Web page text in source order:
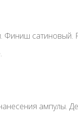
Финиш сатиновый.
ампулы.